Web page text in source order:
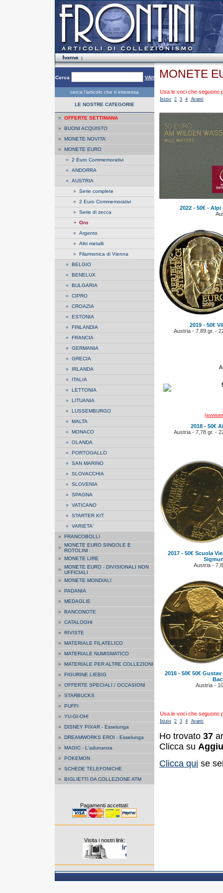
Cerca VAI!
cerca l'articolo che ti interessa
LE NOSTRE CATEGORIE
» OFFERTE SETTIMANA
» BUONI ACQUISTO
» MONETE NOVITA'
» MONETE EURO
» 2 Euro Commemorativi
» ANDORRA
» AUSTRIA
» Serie complete
» 2 Euro Commemorativi
» Serie di zecca
•
Oro
» Argento
» Altri metalli
» Filarmonica di Vienna
» BELGIO
» BENELUX
» BULGARIA
» CIPRO
» CROAZIA
» ESTONIA
» FINLANDIA
» FRANCIA
» GERMANIA
» GRECIA
» IRLANDA
» ITALIA
» LETTONIA
» LITUANIA
» LUSSEMBURGO
» MALTA
» MONACO
» OLANDA
» PORTOGALLO
» SAN MARINO
» SLOVACCHIA
» SLOVENIA
» SPAGNA
» VATICANO
» STARTER KIT
» VARIETA'
» FRANCOBOLLI
» MONETE EURO SINGOLE E
ROTOLINI
» MONETE LIRE
» MONETE EURO - DIVISIONALI NON
UFFICIALI
» MONETE MONDIALI
» PADANIA
» MEDAGLIE
» BANCONOTE
» CATALOGHI
» RIVISTE
» MATERIALE FILATELICO
» MATERIALE NUMISMATICO
» MATERIALE PER ALTRE COLLEZIONI
» FIGURINE LIEBIG
» OFFERTE SPECIALI / OCCASIONI
» STARBUCKS
» PUFFI
» YU-GI-OH!
» DISNEY PIXAR - Esselunga
» DREAMWORKS EROI - Esselunga
» MAGIC - L'adunanza
» POKEMON
» SCHEDE TELEFONICHE
» BIGLIETTI DA COLLEZIONE ATM
Pagamenti accettati:
Visita i nostri link:
MONETE
Usa le voci che seguono
Inizio 2 3 4 Avanti
2022 - 50€ -
2019 - 50€
Austria - 7.89 gr. -
2018 - 50€
Austria - 7,78 gr. -
2017 - 50€ Scuola
Austria -
2016 - 50€ 50€
Austria -
Usa le voci che seguono
Inizio 2 3 4 Avanti
Ho trovato 37
Clicca su
Clicca qui se